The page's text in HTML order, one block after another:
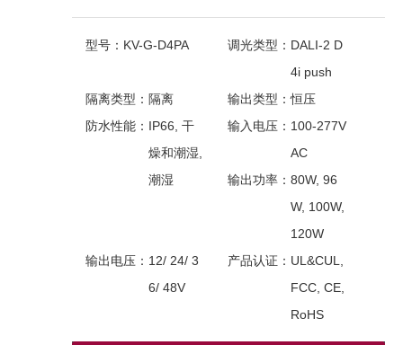
型号： KV-G-D4PA 调光类型： DALI-2 D
4i push
隔离类型： 隔离 输出类型：恒压
防水性能： IP66, 干
燥和潮湿,
潮湿
输入电压： 100-277V
AC
输出功率：80W, 96
W, 100W,
120W
输出电压： 12/ 24/ 3
6/ 48V
产品认证： UL&CUL,
FCC, CE,
RoHS